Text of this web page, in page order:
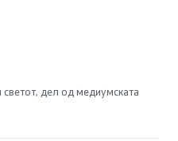
дел од медиумската